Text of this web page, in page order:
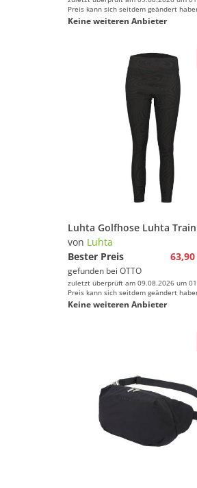
Preis kann sich seitdem geändert
Keine weiteren Anbieter
von Luhta
Bester Preis
gefunden bei OTTO
zuletzt überprüft am 09.08.2026 um
Preis kann sich seitdem geändert
Keine weiteren Anbieter